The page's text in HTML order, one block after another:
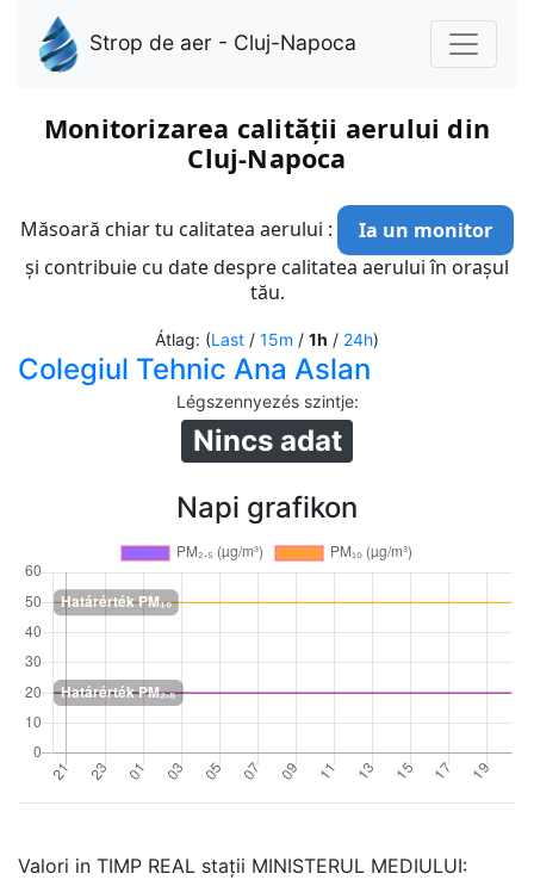
Strop de aer - Cluj-Napoca
Monitorizarea calității aerului din
Cluj-Napoca
Măsoară chiar tu calitatea aerului :
Ia un monitor
și contribuie cu date despre calitatea aerului în orașul
tău.
Átlag: (Last / 15m / 1h / 24h)
Colegiul Tehnic Ana Aslan
Légszennyezés szintje:
Nincs adat
Napi grafikon
Valori in TIMP REAL stații MINISTERUL MEDIULUI: